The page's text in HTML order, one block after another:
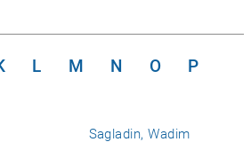
L M N O
P
Sagladin, Wadim